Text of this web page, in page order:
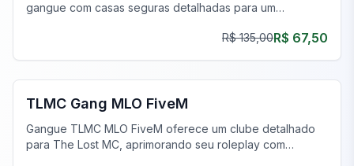
gangue com casas seguras detalhadas para um
R$ 135,00R$ 67,50
FiveM Gangue MLO
TLMC Gang MLO FiveM
Gangue TLMC MLO FiveM oferece um clube detalhado
para The Lost MC, aprimorando seu roleplay com